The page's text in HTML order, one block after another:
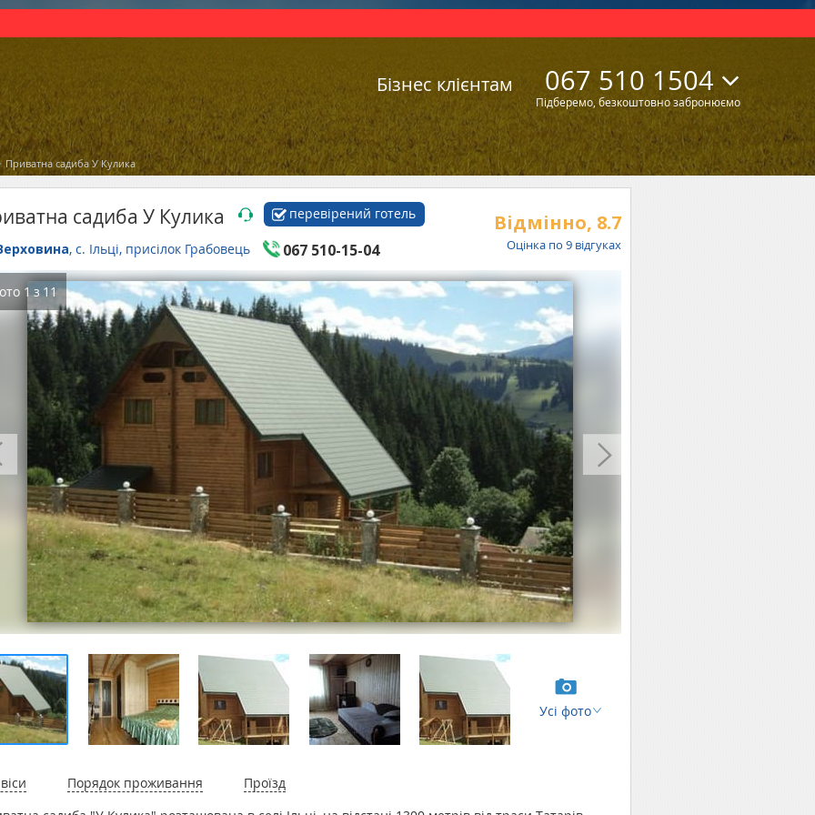
Бізнес клієнтам 067 510 1504
Підберемо, безкоштовно забронюємо
Приватна садиба У Кулика
Відмінно, 8.7
Оцінка по 9 відгуках
садиба У Кулика перевірений готель
, с. Ільці, присілок Грабовець 067 510-15-04
1з 11
Усі фото
Порядок проживання
Проїзд